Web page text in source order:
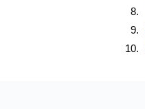
8.
9.
10.